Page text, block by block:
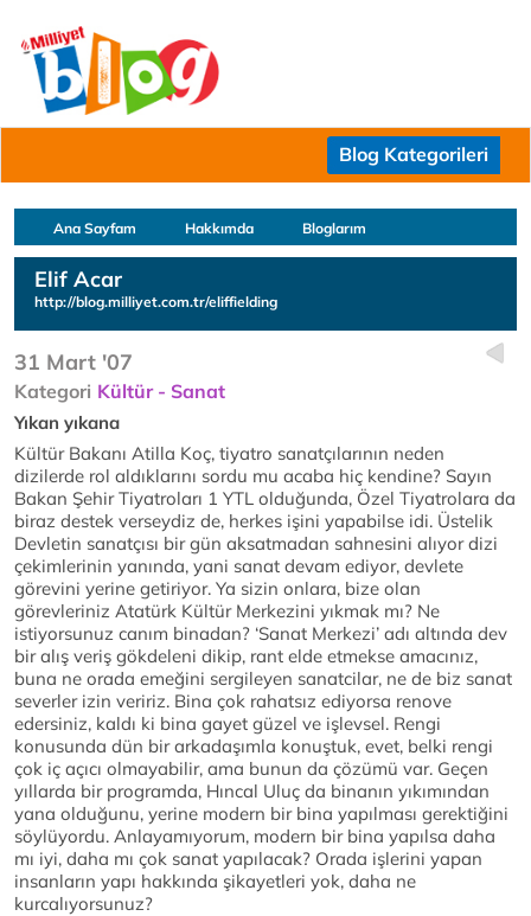
Blog Kategorileri
Ana Sayfam Hakkımda Bloglarım
Elif Acar
http://blog.milliyet.com.tr/eliffielding
31 Mart '07
Kategori Kültür - Sanat
Yıkan yıkana
Kültür Bakanı Atilla Koç, tiyatro sanatçılarının neden
dizilerde rol aldıklarını sordu mu acaba hiç kendine? Sayın
Bakan Şehir Tiyatroları 1 YTL olduğunda, Özel Tiyatrolara da
biraz destek verseydiz de, herkes işini yapabilse idi. Üstelik
Devletin sanatçısı bir gün aksatmadan sahnesini alıyor dizi
çekimlerinin yanında, yani sanat devam ediyor, devlete
görevini yerine getiriyor. Ya sizin onlara, bize olan
görevleriniz Atatürk Kültür Merkezini yıkmak mı? Ne
istiyorsunuz canım binadan? ‘Sanat Merkezi’ adı altında dev
bir alış veriş gökdeleni dikip, rant elde etmekse amacınız,
buna ne orada emeğini sergileyen sanatcilar, ne de biz sanat
severler izin veririz. Bina çok rahatsız ediyorsa renove
edersiniz, kaldı ki bina gayet güzel ve işlevsel. Rengi
konusunda dün bir arkadaşımla konuştuk, evet, belki rengi
çok iç açıcı olmayabilir, ama bunun da çözümü var. Geçen
yıllarda bir programda, Hıncal Uluç da binanın yıkımından
yana olduğunu, yerine modern bir bina yapılması gerektiğini
söylüyordu. Anlayamıyorum, modern bir bina yapılsa daha
mı iyi, daha mı çok sanat yapılacak? Orada işlerini yapan
insanların yapı hakkında şikayetleri yok, daha ne
kurcalıyorsunuz?